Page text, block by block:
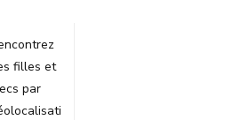
filles et
par